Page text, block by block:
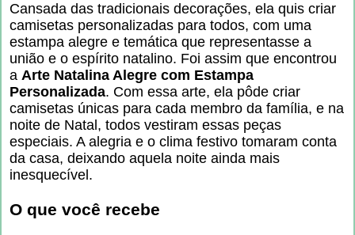
Cansada das tradicionais decorações, ela quis criar
camisetas personalizadas para todos, com uma
estampa alegre e temática que representasse a
união e o espírito natalino. Foi assim que encontrou
a Arte Natalina Alegre com Estampa
Personalizada. Com essa arte, ela pôde criar
camisetas únicas para cada membro da família, e na
noite de Natal, todos vestiram essas peças
especiais. A alegria e o clima festivo tomaram conta
da casa, deixando aquela noite ainda mais
inesquecível.
O que você recebe